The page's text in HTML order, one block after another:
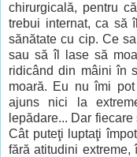
chirurgicală, pentru
trebui internat, ca să
sănătate cu cip. Ce
sau să îl lase să
ridicând din mâini în
moară. Eu nu îmi
ajuns nici la
lepădare... Dar
Cât puteţi luptaţi
fără atitudini